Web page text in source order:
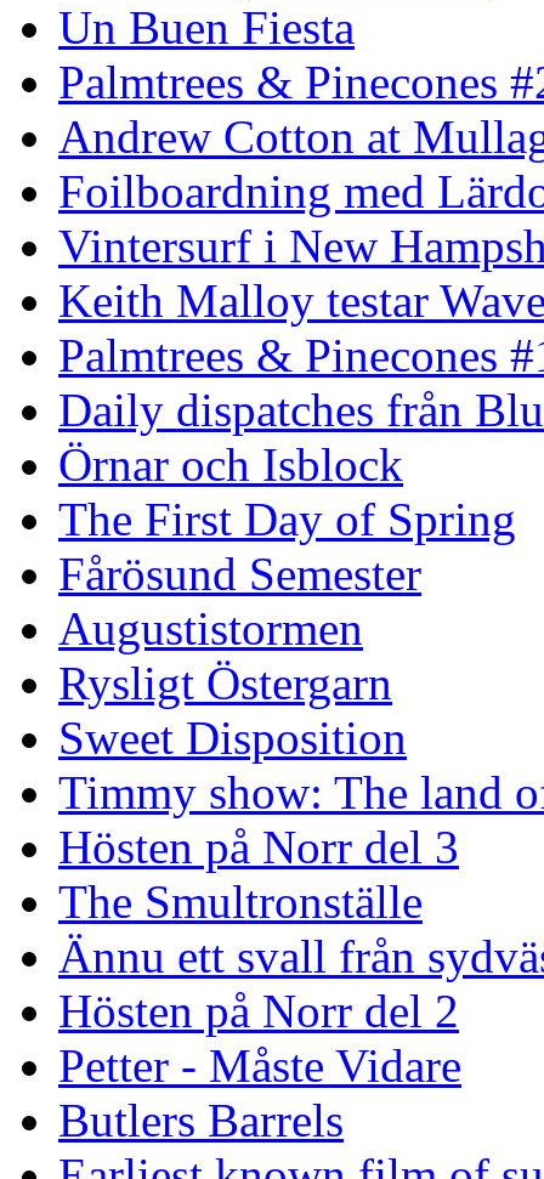
Un Buen Fiesta
Palmtrees & Pinecones
Andrew Cotton at
Foilboardning med
Vintersurf i New
Keith Malloy testar
Palmtrees & Pinecones
Daily dispatches från
Örnar och Isblock
The First Day of Spring
Fårösund Semester
Augustistormen
Rysligt Östergarn
Sweet Disposition
Timmy show: The land
Hösten på Norr del 3
The Smultronställe
Ännu ett svall från
Hösten på Norr del 2
Petter - Måste Vidare
Butlers Barrels